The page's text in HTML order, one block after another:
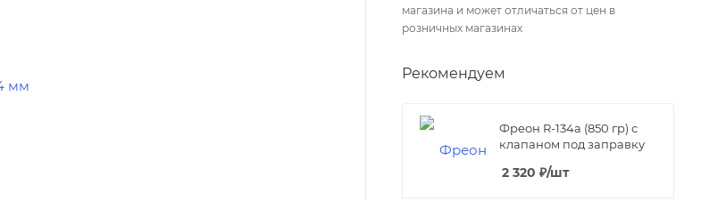
магазина и может отличаться от цен в
розничных магазинах
Рекомендуем
Фреон R-134а (850 гр) с
клапаном под заправку
2 320 ₽/шт